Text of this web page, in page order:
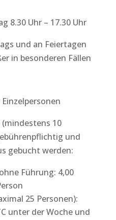
8.30 Uhr – 17.30 Uhr
und an Feiertagen
in besonderen Fällen
(mindestens 10
und
gebucht werden:
Führung: 4,00
25 Personen):
unter der Woche und